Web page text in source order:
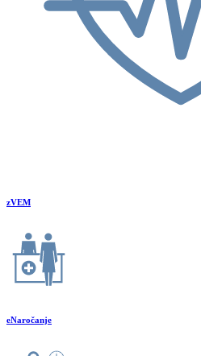
zVEM
eNaročanje